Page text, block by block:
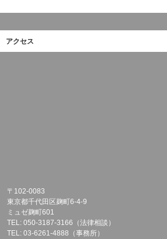
アクセス
〒102-0083
東京都千代田区麹町6-4-9
ミュゼ麹町601
TEL: 050-3187-3166（法律相談）
TEL: 03-6261-4888（事務所）